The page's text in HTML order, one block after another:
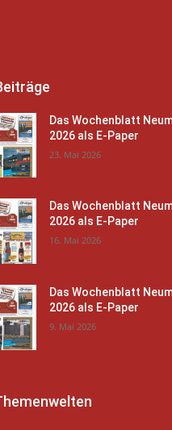
Das Wochenblatt
2026 als E-Paper
23. Mai 2026
Das Wochenblatt
2026 als E-Paper
16. Mai 2026
Das Wochenblatt
2026 als E-Paper
9. Mai 2026